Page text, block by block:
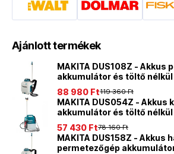
Ajánlott termékek
MAKITA DUS108Z - Akkus
akkumulátor és töltő nélkül
119 360 Ft
88 980 Ft
MAKITA DUS054Z - Akkus
akkumulátor és töltő nélkül
78 160 Ft
57 430 Ft
MAKITA DUS158Z - Akkus
permetezőgép